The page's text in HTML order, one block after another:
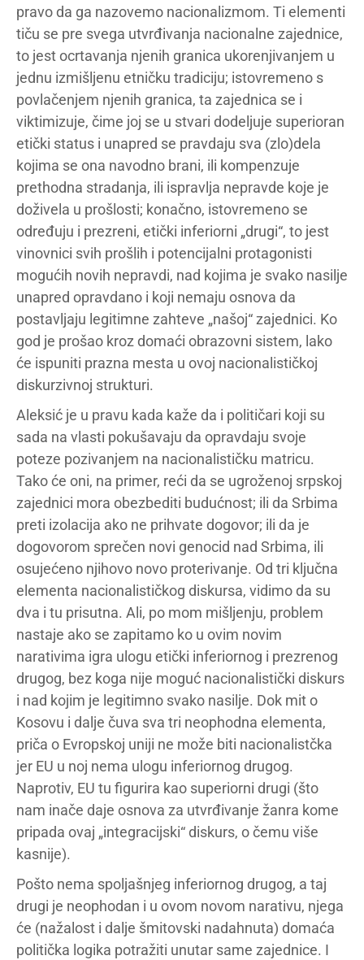
pravo da ga nazovemo nacionalizmom. Ti elementi
tiču se pre svega utvrđivanja nacionalne zajednice,
to jest ocrtavanja njenih granica ukorenjivanjem u
jednu izmišljenu etničku tradiciju; istovremeno s
povlačenjem njenih granica, ta zajednica se i
viktimizuje, čime joj se u stvari dodeljuje superioran
etički status i unapred se pravdaju sva (zlo)dela
kojima se ona navodno brani, ili kompenzuje
prethodna stradanja, ili ispravlja nepravde koje je
doživela u prošlosti; konačno, istovremeno se
određuju i prezreni, etički inferiorni „drugi“, to jest
vinovnici svih prošlih i potencijalni protagonisti
mogućih novih nepravdi, nad kojima je svako nasilje
unapred opravdano i koji nemaju osnova da
postavljaju legitimne zahteve „našoj“ zajednici. Ko
god je prošao kroz domaći obrazovni sistem, lako
će ispuniti prazna mesta u ovoj nacionalističkoj
diskurzivnoj strukturi.
Aleksić je u pravu kada kaže da i političari koji su
sada na vlasti pokušavaju da opravdaju svoje
poteze pozivanjem na nacionalističku matricu.
Tako će oni, na primer, reći da se ugroženoj srpskoj
zajednici mora obezbediti budućnost; ili da Srbima
preti izolacija ako ne prihvate dogovor; ili da je
dogovorom sprečen novi genocid nad Srbima, ili
osujećeno njihovo novo proterivanje. Od tri ključna
elementa nacionalističkog diskursa, vidimo da su
dva i tu prisutna. Ali, po mom mišljenju, problem
nastaje ako se zapitamo ko u ovim novim
narativima igra ulogu etički inferiornog i prezrenog
drugog, bez koga nije moguć nacionalistički diskurs
i nad kojim je legitimno svako nasilje. Dok mit o
Kosovu i dalje čuva sva tri neophodna elementa,
priča o Evropskoj uniji ne može biti nacionalistčka
jer EU u noj nema ulogu inferiornog drugog.
Naprotiv, EU tu figurira kao superiorni drugi (što
nam inače daje osnova za utvrđivanje žanra kome
pripada ovaj „integracijski“ diskurs, o čemu više
kasnije).
Pošto nema spoljašnjeg inferiornog drugog, a taj
drugi je neophodan i u ovom novom narativu, njega
će (nažalost i dalje šmitovski nadahnuta) domaća
politička logika potražiti unutar same zajednice. I